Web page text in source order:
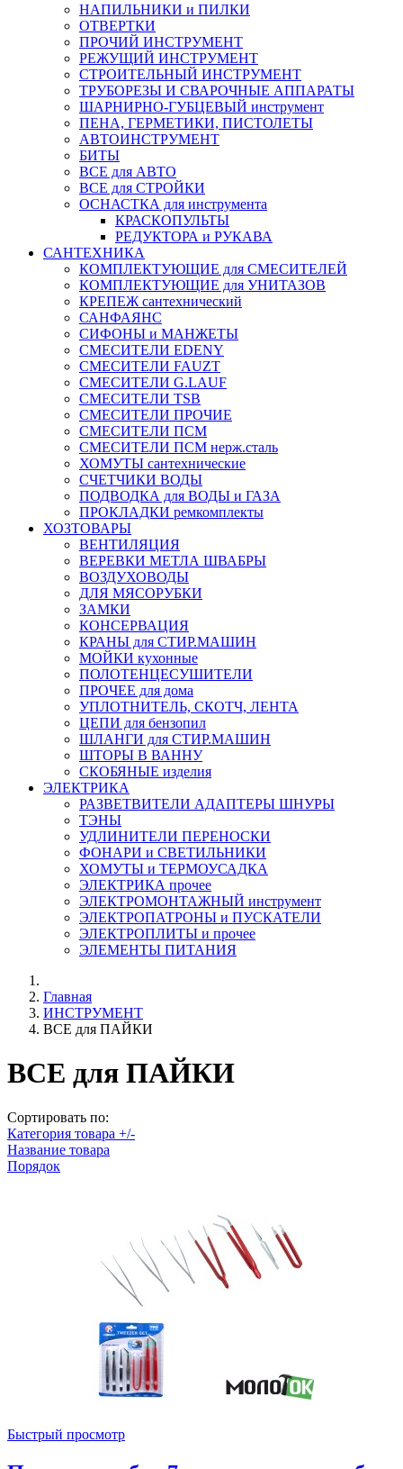
НАПИЛЬНИКИ и ПИЛКИ
ОТВЕРТКИ
ПРОЧИЙ ИНСТРУМЕНТ
РЕЖУЩИЙ ИНСТРУМЕНТ
СТРОИТЕЛЬНЫЙ ИНСТРУМЕНТ
ТРУБОРЕЗЫ И СВАРОЧНЫЕ АППАРАТЫ
ШАРНИРНО-ГУБЦЕВЫЙ инструмент
ПЕНА, ГЕРМЕТИКИ, ПИСТОЛЕТЫ
АВТОИНСТРУМЕНТ
БИТЫ
ВСЕ для АВТО
ВСЕ для СТРОЙКИ
ОСНАСТКА для инструмента
КРАСКОПУЛЬТЫ
РЕДУКТОРА и РУКАВА
САНТЕХНИКА
КОМПЛЕКТУЮЩИЕ для СМЕСИТЕЛЕЙ
КОМПЛЕКТУЮЩИЕ для УНИТАЗОВ
КРЕПЕЖ сантехнический
САНФАЯНС
СИФОНЫ и МАНЖЕТЫ
СМЕСИТЕЛИ EDENY
СМЕСИТЕЛИ FAUZT
СМЕСИТЕЛИ G.LAUF
СМЕСИТЕЛИ TSB
СМЕСИТЕЛИ ПРОЧИЕ
СМЕСИТЕЛИ ПСМ
СМЕСИТЕЛИ ПСМ нерж.сталь
ХОМУТЫ сантехнические
СЧЕТЧИКИ ВОДЫ
ПОДВОДКА для ВОДЫ и ГАЗА
ПРОКЛАДКИ ремкомплекты
ХОЗТОВАРЫ
ВЕНТИЛЯЦИЯ
ВЕРЕВКИ МЕТЛА ШВАБРЫ
ВОЗДУХОВОДЫ
ДЛЯ МЯСОРУБКИ
ЗАМКИ
КОНСЕРВАЦИЯ
КРАНЫ для СТИР.МАШИН
МОЙКИ кухонные
ПОЛОТЕНЦЕСУШИТЕЛИ
ПРОЧЕЕ для дома
УПЛОТНИТЕЛЬ, СКОТЧ, ЛЕНТА
ЦЕПИ для бензопил
ШЛАНГИ для СТИР.МАШИН
ШТОРЫ В ВАННУ
СКОБЯНЫЕ изделия
ЭЛЕКТРИКА
РАЗВЕТВИТЕЛИ АДАПТЕРЫ ШНУРЫ
ТЭНЫ
УДЛИНИТЕЛИ ПЕРЕНОСКИ
ФОНАРИ и СВЕТИЛЬНИКИ
ХОМУТЫ и ТЕРМОУСАДКА
ЭЛЕКТРИКА прочее
ЭЛЕКТРОМОНТАЖНЫЙ инструмент
ЭЛЕКТРОПАТРОНЫ и ПУСКАТЕЛИ
ЭЛЕКТРОПЛИТЫ и прочее
ЭЛЕМЕНТЫ ПИТАНИЯ
Главная
ИНСТРУМЕНТ
ВСЕ для ПАЙКИ
ВСЕ для ПАЙКИ
Сортировать по:
Категория товара +/-
Название товара
Порядок
Быстрый просмотр